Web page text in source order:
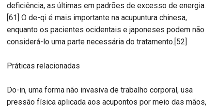
deficiência, as últimas em padrões de excesso de energia.
[61] O de-qi é mais importante na acupuntura chinesa,
enquanto os pacientes ocidentais e japoneses podem não
considerá-lo uma parte necessária do tratamento.[52]
Práticas relacionadas
Do-in, uma forma não invasiva de trabalho corporal, usa
pressão física aplicada aos acupontos por meio das mãos,